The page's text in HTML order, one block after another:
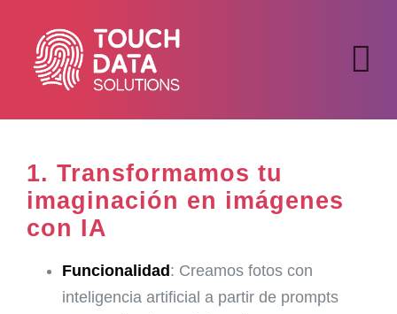
content
Inicio
Alquiler y Venta
Desarrollos
Soluciones
1. Transformamos tu
imaginación en imágenes
con IA
Funcionalidad : Creamos fotos con
inteligencia artificial a partir de prompts